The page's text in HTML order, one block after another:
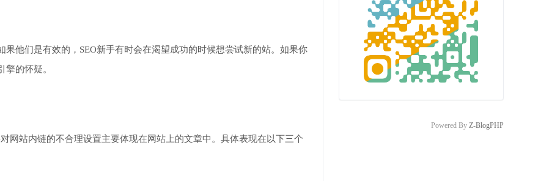
他们是有效的，SEO新手有时会在渴望成功的时候想尝试新的站。如果你
的怀疑。
网站内链的不合理设置主要体现在网站上的文章中。具体表现在以下三个
Powered By Z-BlogPHP